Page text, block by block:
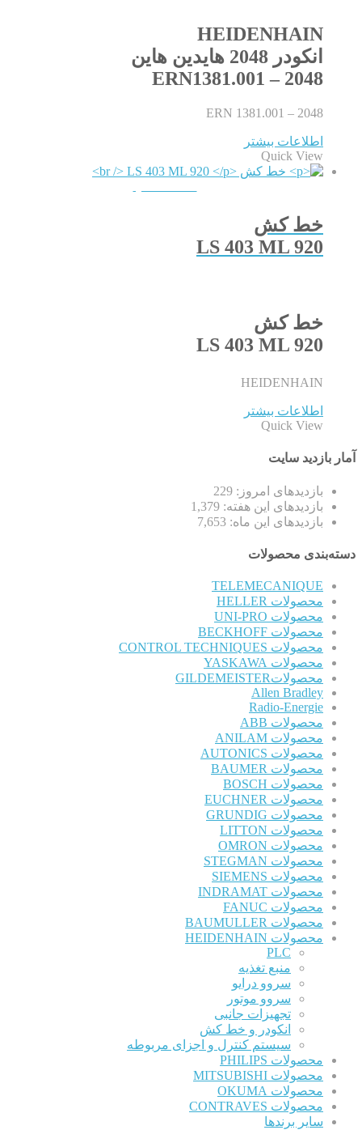
HEIDENHAIN
انکودر 2048 هایدین هاین
ERN1381.001 – 2048
ERN 1381.001 – 2048
اطلاعات بیشتر
Quick View
خط کش
LS 403 ML 920
خط کش
LS 403 ML 920
HEIDENHAIN
اطلاعات بیشتر
Quick View
آمار بازدید سایت
بازدیدهای امروز: 229
بازدیدهای این هفته: 1,379
بازدیدهای این ماه: 7,653
دسته‌بندی محصولات
TELEMECANIQUE
محصولات HELLER
محصولات UNI-PRO
محصولات BECKHOFF
محصولات CONTROL TECHNIQUES
محصولات YASKAWA
محصولاتGILDEMEISTER
Allen Bradley
Radio-Energie
محصولات ABB
محصولات ANILAM
محصولات AUTONICS
محصولات BAUMER
محصولات BOSCH
محصولات EUCHNER
محصولات GRUNDIG
محصولات LITTON
محصولات OMRON
محصولات STEGMAN
محصولات SIEMENS
محصولات INDRAMAT
محصولات FANUC
محصولات BAUMULLER
محصولات HEIDENHAIN
PLC
منبع تغذیه
سروو درایو
سروو موتور
تجهیزات جانبی
انکودر و خط کش
سیستم کنترل و اجزای مربوطه
محصولات PHILIPS
محصولات MITSUBISHI
محصولات OKUMA
محصولات CONTRAVES
سایر برندها